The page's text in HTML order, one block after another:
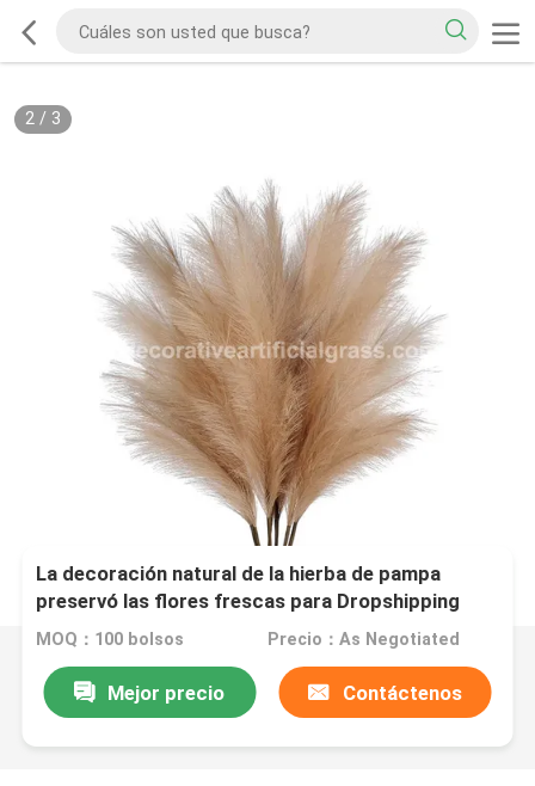
2/ 3
La decoración natural de la hierba de pampa
preservó las flores frescas para Dropshipping
MOQ：100 bolsos Precio：As Negotiated
Mejor precio Contáctenos